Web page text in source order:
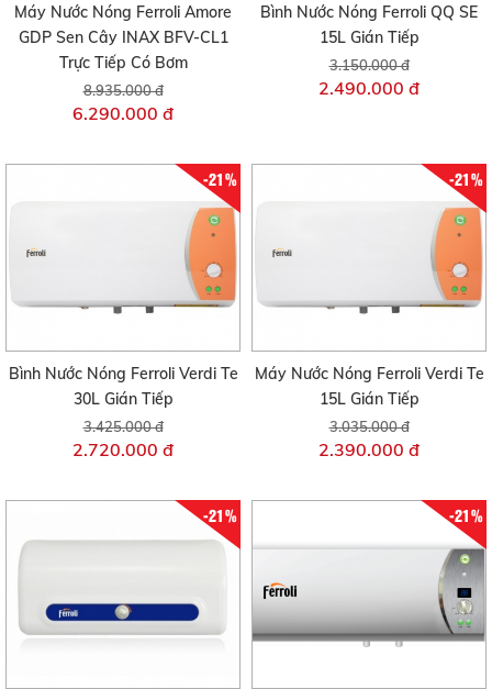
Máy Nước Nóng Ferroli Amore
GDP Sen Cây INAX BFV-CL1
Trực Tiếp Có Bơm
8.935.000 đ
6.290.000 đ
Bình Nước Nóng Ferroli QQ SE
15L Gián Tiếp
3.150.000 đ
2.490.000 đ
-21%
Bình Nước Nóng Ferroli Verdi Te
30L Gián Tiếp
3.425.000 đ
2.720.000 đ
-21%
Máy Nước Nóng Ferroli Verdi Te
15L Gián Tiếp
3.035.000 đ
2.390.000 đ
-21% -21%